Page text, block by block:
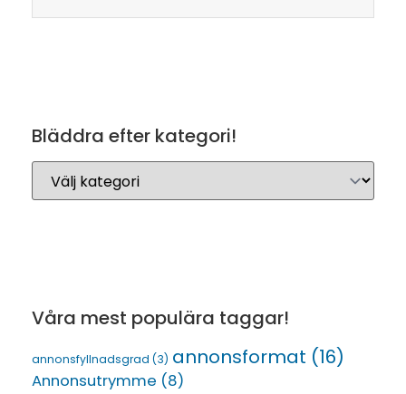
Bläddra efter kategori!
Våra mest populära taggar!
annonsfyllnadsgrad (3) annonsformat (16)
Annonsutrymme (8)